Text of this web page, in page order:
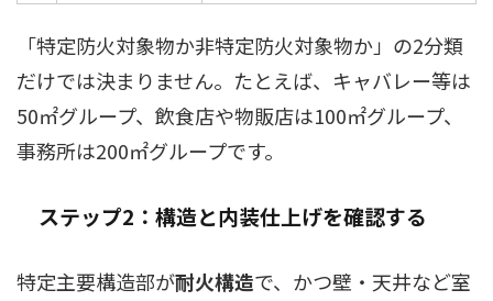
「特定防火対象物か非特定防火対象物か」の2分類
だけでは決まりません。たとえば、キャバレー等は
50㎡グループ、飲食店や物販店は100㎡グループ、
事務所は200㎡グループです。
ステップ2：構造と内装仕上げを確認する
特定主要構造部が耐火構造で、かつ壁・天井など室